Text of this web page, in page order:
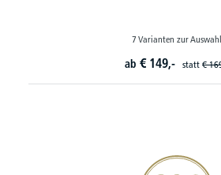
7 Varianten zur Auswahl
ab € 149,- statt €
20€ Gutschein